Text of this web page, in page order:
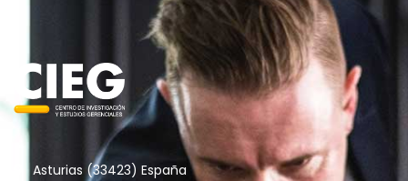
Asturias (33423) España